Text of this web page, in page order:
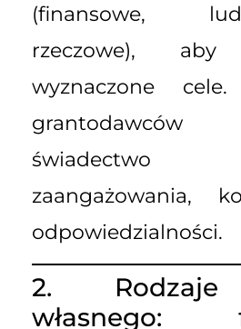
(finansowe,
rzeczowe), aby
wyznaczone
świadectwo
zaangażowania,
odpowiedzialności.
2. Rodzaje
własnego: